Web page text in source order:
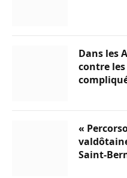
Dans les
contre
«
Saint-